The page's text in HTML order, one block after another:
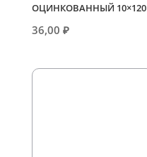
ОЦИНКОВАННЫЙ 10×120
36,00 ₽